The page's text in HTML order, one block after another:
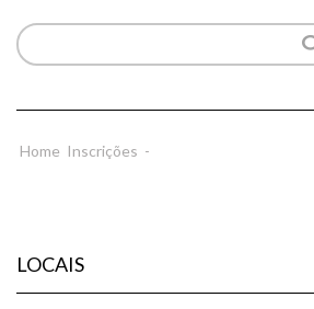
Home Inscrições -
LOCAIS